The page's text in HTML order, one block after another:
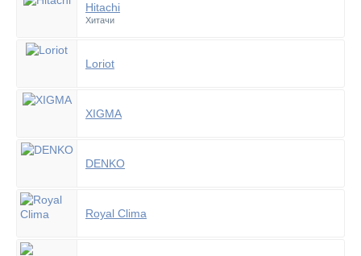
Hitachi
Хитачи
Loriot
XIGMA
DENKO
Royal Clima